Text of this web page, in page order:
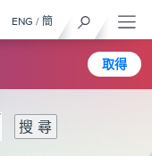
取得
ENG / 簡